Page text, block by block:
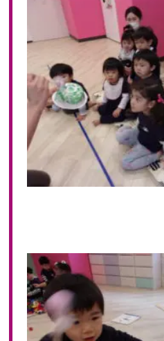
2023年 12月(20)
2023年 11月(20)
2023年 09月(20)
2023年 08月(21)
2023年 07月(20)
2023年 06月(22)
2023年 05月(20)
2023年 04月(20)
2023年 03月(22)
2022年 12月(20)
2022年 11月(20)
2022年 10月(20)
2022年 09月(20)